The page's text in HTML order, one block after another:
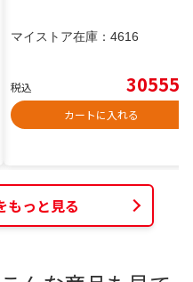
マイストア在庫： 4616
税込 30555
カートに入れる
もっと見る